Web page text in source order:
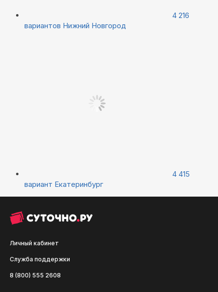
4 216
вариантов Нижний Новгород
4 415
вариант Екатеринбург
Личный кабинет
Служба поддержки
8 (800) 555 2608